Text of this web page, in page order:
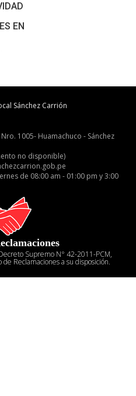
EN
Sánchez Carrión
1005- Huamachuco - Sánchez
no disponible)
de 08:00 am - 01:00 pm y 3:00
Supremo N° 42-2011-PCM,
Reclamaciones a su disposición.